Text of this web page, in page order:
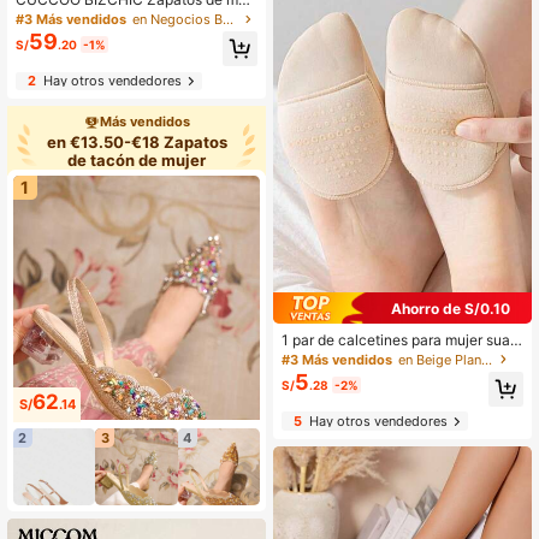
er de tacón fino y puntiagudo, negr
os, básicos de moda, versátiles par
a uso diario, desde el trabajo hasta l
con correa trasera para mujer.
#3 Más vendidos en Negocios Bombas De Mujeres
S/59.20 -1%
2Hay otros vendedores
Más vendidos
en €13.50-€18 Zapatos
de tacón de mujer
1
S/62.14
2 3 4
Ahorro de S/0.10
1 par de calcetines para mujer suav
es y elásticos con suela antidesliza
nte
#3 Más vendidos en Beige Plantilla
S/5.28 -2%
5Hay otros vendedores